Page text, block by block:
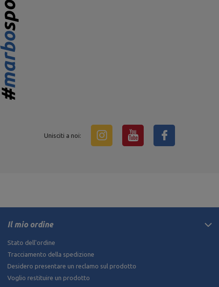
Unisciti a noi:
Il mio ordine
Stato dell'ordine
Tracciamento della spedizione
Desidero presentare un reclamo sul prodotto
Voglio restituire un prodotto